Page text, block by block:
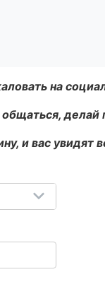
на
общаться,
и вас увидят